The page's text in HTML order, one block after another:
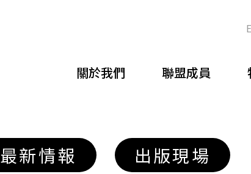
關於我們 聯盟成員
最新情報 出版現場